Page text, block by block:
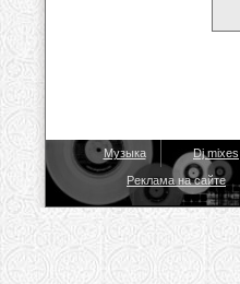
Музыка Dj mixes
Реклама на сайте